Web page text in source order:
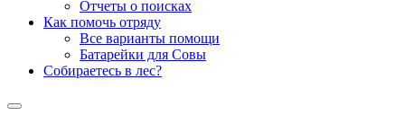
Отчеты о поисках
Как помочь отряду
Все варианты помощи
Батарейки для Совы
Собираетесь в лес?